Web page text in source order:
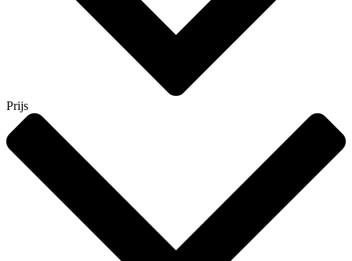
Prijs